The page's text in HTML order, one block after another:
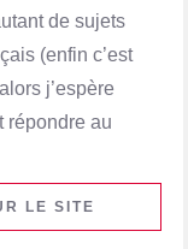
de sujets
(enfin c’est
j’espère
répondre au
LE SITE